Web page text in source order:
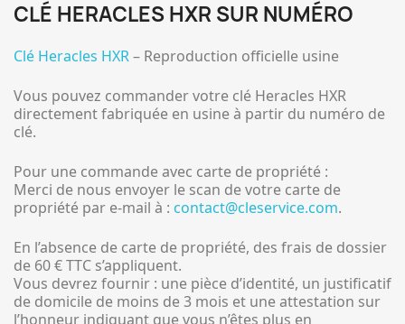
CLÉ HERACLES HXR SUR NUMÉRO
Clé Heracles HXR– Reproduction officielle usine
Vous pouvez commander votre clé Heracles HXR
directement fabriquée en usine à partir du numéro de
clé.
Pour une commande avec carte de propriété :
Merci de nous envoyer le scan de votre carte de
propriété par e‑mail à : contact@cleservice.com.
En l’absence de carte de propriété, des frais de dossier
de 60 € TTC s’appliquent.
Vous devrez fournir : une pièce d’identité, un justificatif
de domicile de moins de 3 mois et une attestation sur
l’honneur indiquant que vous n’êtes plus en